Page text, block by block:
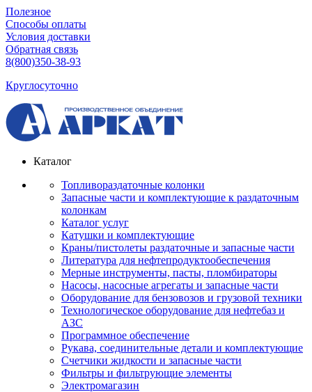
Полезное
Способы оплаты
Условия доставки
Обратная связь
8(800)350-38-93
Круглосуточно
Каталог
Топливораздаточные колонки
Запасные части и комплектующие к раздаточным
колонкам
Каталог услуг
Катушки и комплектующие
Краны/пистолеты раздаточные и запасные части
Литература для нефтепродуктообеспечения
Мерные инструменты, пасты, пломбираторы
Насосы, насосные агрегаты и запасные части
Оборудование для бензовозов и грузовой техники
Технологическое оборудование для нефтебаз и
АЗС
Программное обеспечение
Рукава, соединительные детали и комплектующие
Счетчики жидкости и запасные части
Фильтры и фильтрующие элементы
Электромагазин